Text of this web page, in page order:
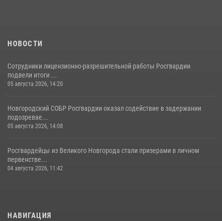
НОВОСТИ
Сотрудники лицензионно-разрешительной работы Росгвардии
подвели итоги ...
05 августа 2026, 14:20
Новгородский СОБР Росгвардии оказал содействие в задержании
подозревае...
05 августа 2026, 14:08
Росгвардейцы из Великого Новгорода стали призерами в личном
первенстве...
04 августа 2026, 11:42
НАВИГАЦИЯ